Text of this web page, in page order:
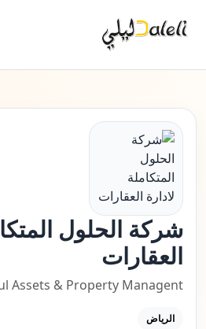
شركة الحلول
العقارات
Assets & Property Managent
الرياض